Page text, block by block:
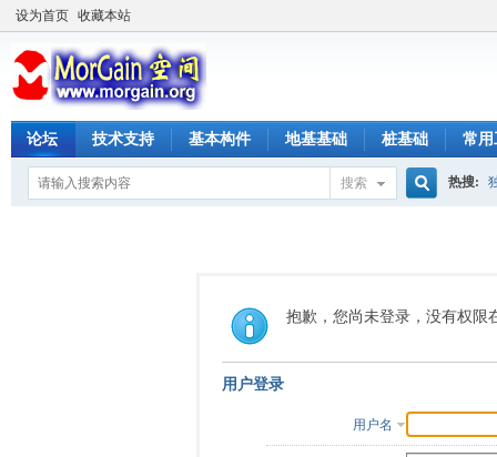
设为首页 收藏本站
论坛 技术支持 基本构件 地基基础 桩基础 常用
搜索
索
热搜:
抱歉，您尚未登录，没有权限
用户登录
用户名